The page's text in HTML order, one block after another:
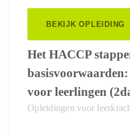
BEKIJK OPLEIDING
Het HACCP
voor leerlingen
Opleidingen voor